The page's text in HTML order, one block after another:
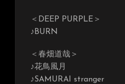
＜DEEP PURPLE＞
♪BURN
＜春畑道哉＞
♪花鳥風月
♪SAMURAI stranger